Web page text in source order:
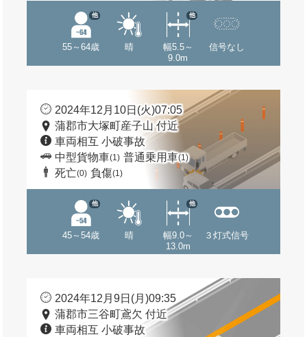
55～64歳
他
晴
幅5.5～
9.0m
他
信号なし
2024年12月10日(火)07:05
蒲郡市大塚町産子山 付近
車両相互 小破事故
中型貨物車(1) 普通乗用車(1)
死亡(0) 負傷(1)
45～54歳
他
晴
幅9.0～
13.0m
他
３灯式信号
2024年12月9日(月)09:35
蒲郡市三谷町鳶欠 付近
車両相互 小破事故